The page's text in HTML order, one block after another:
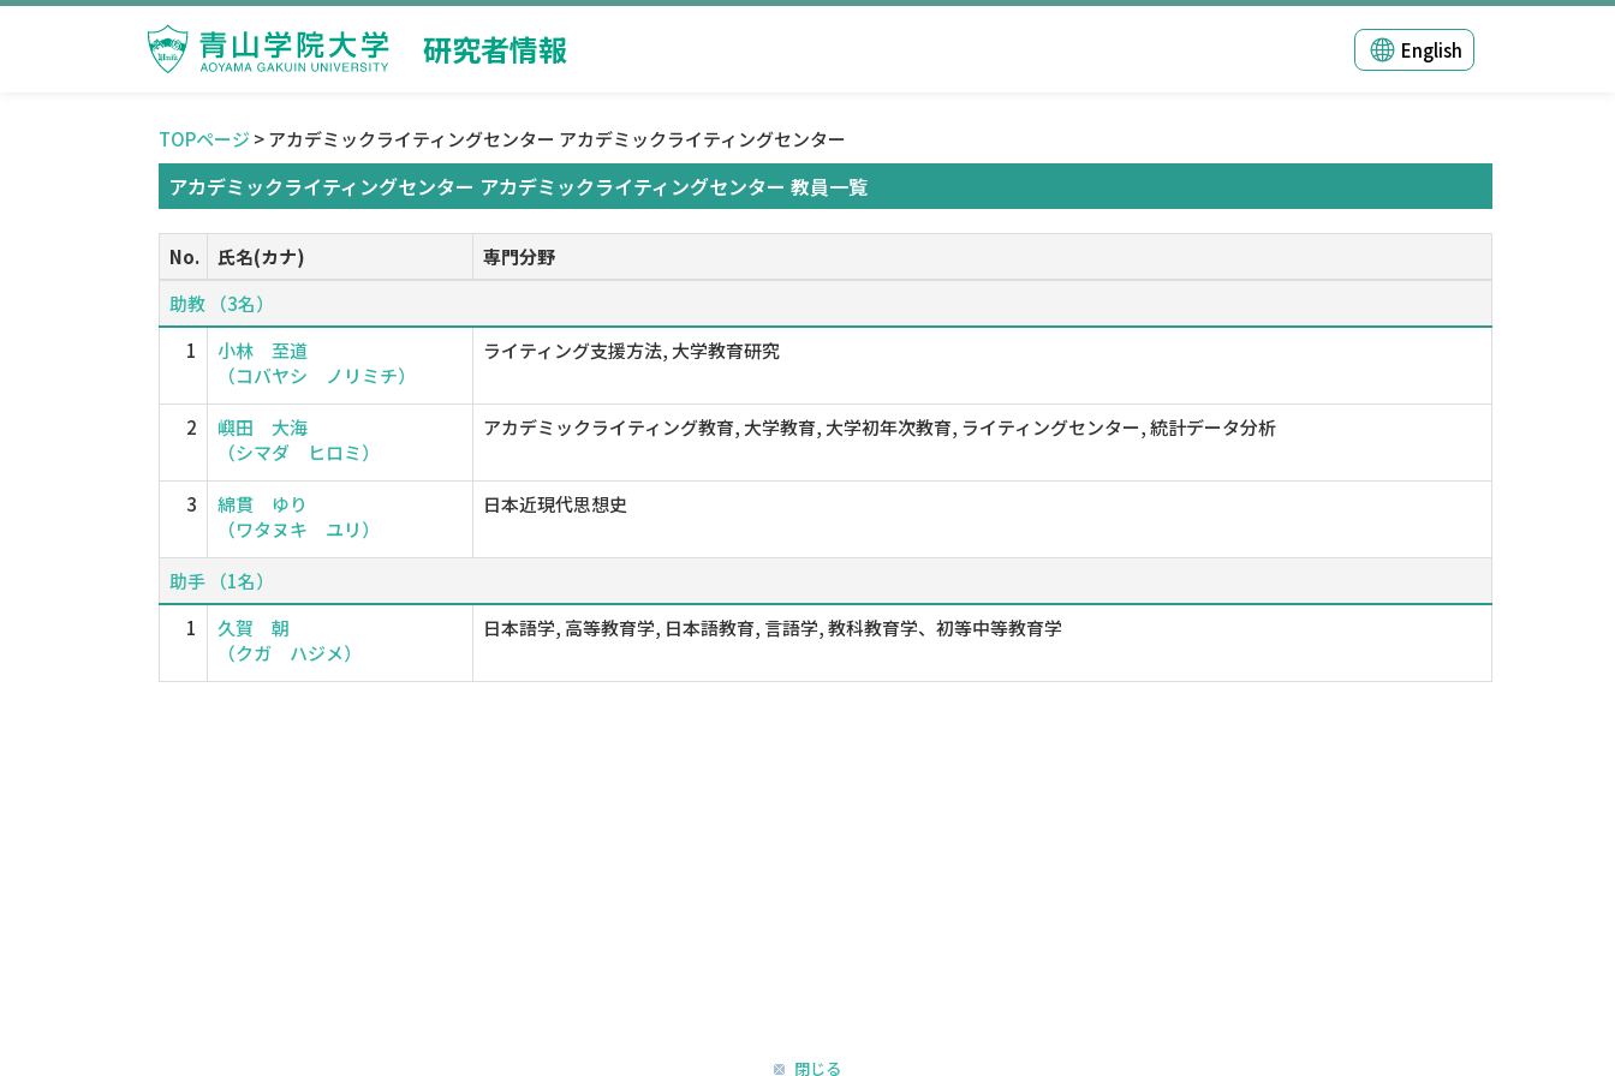
研究者情報 English
TOPページ > アカデミックライティングセンター アカデミックライティングセンター
アカデミックライティングセンター アカデミックライティングセンター 教員一覧
No. 氏名(カナ)
専門分野
助教 （3名）
1
小林 至道
（コバヤシ ノリミチ）
ライティング支援方法, 大学教育研究
2
嶼田 大海
（シマダ ヒロミ）
アカデミックライティング教育, 大学教育, 大学初年次教育, ライティングセンター, 統計データ分析
3
綿貫 ゆり
（ワタヌキ ユリ）
日本近現代思想史
助手 （1名）
1
久賀 朝
（クガ ハジメ）
日本語学, 高等教育学, 日本語教育, 言語学, 教科教育学、初等中等教育学
閉じる